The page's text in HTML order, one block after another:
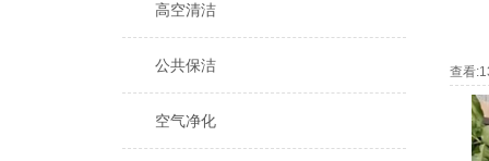
高空清洁
公共保洁
空气净化
查看: